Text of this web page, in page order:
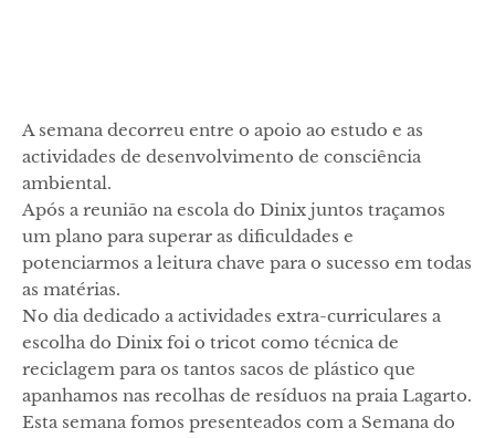
A semana decorreu entre o apoio ao estudo e as
actividades de desenvolvimento de consciência
ambiental.
Após a reunião na escola do Dinix juntos traçamos
um plano para superar as dificuldades e
potenciarmos a leitura chave para o sucesso em todas
as matérias.
No dia dedicado a actividades extra-curriculares a
escolha do Dinix foi o tricot como técnica de
reciclagem para os tantos sacos de plástico que
apanhamos nas recolhas de resíduos na praia Lagarto.
Esta semana fomos presenteados com a Semana do